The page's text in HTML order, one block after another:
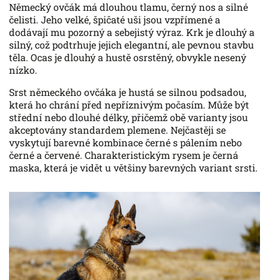
Německý ovčák má dlouhou tlamu, černý nos a silné
čelisti. Jeho velké, špičaté uši jsou vzpřímené a
dodávají mu pozorný a sebejistý výraz. Krk je dlouhý a
silný, což podtrhuje jejich elegantní, ale pevnou stavbu
těla. Ocas je dlouhý a hustě osrstěný, obvykle nesený
nízko.
Srst německého ovčáka je hustá se silnou podsadou,
která ho chrání před nepříznivým počasím. Může být
střední nebo dlouhé délky, přičemž obě varianty jsou
akceptovány standardem plemene. Nejčastěji se
vyskytují barevné kombinace černé s pálením nebo
černé a červené. Charakteristickým rysem je černá
maska, která je vidět u většiny barevných variant srsti.